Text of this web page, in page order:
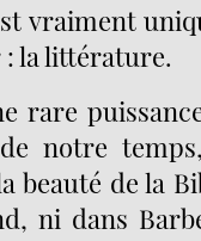
vraiment
: la littérature.
rare
notre
beauté de la
ni dans